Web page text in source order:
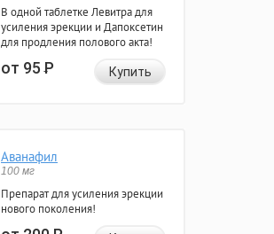
В одной таблетке Левитра для
усиления эрекции и Дапоксетин
для продления полового акта!
от 95Р Купить
Аванафил
100 мг
Препарат для усиления эрекции
нового поколения!